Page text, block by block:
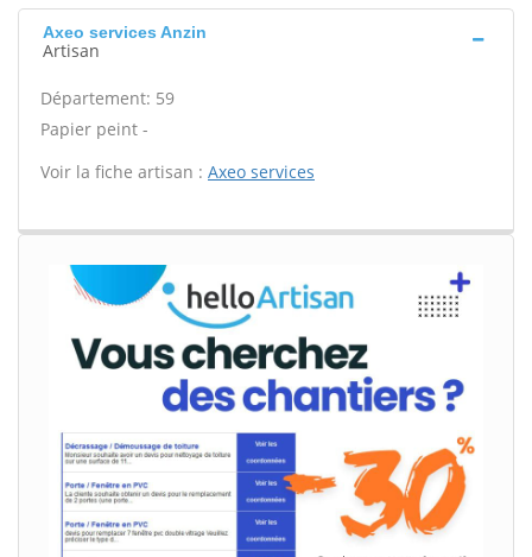
Axeo services Anzin
Artisan
Département: 59
Papier peint -
Voir la fiche artisan : Axeo services